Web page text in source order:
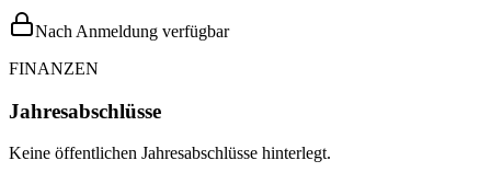
Nach Anmeldung verfügbar
FINANZEN
Jahresabschlüsse
Keine öffentlichen Jahresabschlüsse hinterlegt.